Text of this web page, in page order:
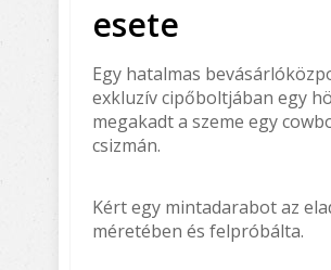
esete
Egy hatalmas
exkluzív cipőboltjában egy
megakadt a szeme egy
csizmán.
Kért egy mintadarabot az
méretében és felpróbálta.